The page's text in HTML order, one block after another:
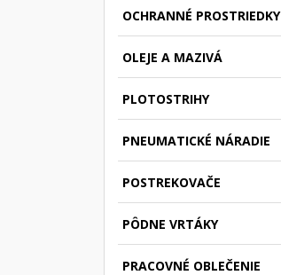
OCHRANNÉ PROSTRIEDKY
OLEJE A MAZIVÁ
PLOTOSTRIHY
PNEUMATICKÉ NÁRADIE
POSTREKOVAČE
PÔDNE VRTÁKY
PRACOVNÉ OBLEČENIE